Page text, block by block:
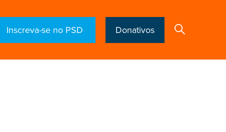
Inscreva-se no PSD Donativos